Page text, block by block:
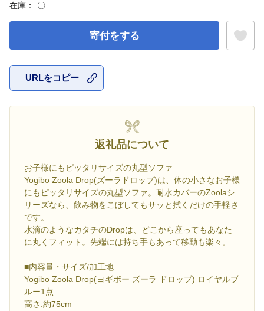
在庫： 〇
寄付をする
URLをコピー
返礼品について
お子様にもピッタリサイズの丸型ソファ
Yogibo Zoola Drop(ズーラドロップ)は、体の小さなお子様
にもピッタリサイズの丸型ソファ。耐水カバーのZoolaシ
リーズなら、飲み物をこぼしてもサッと拭くだけの手軽さ
です。
水滴のようなカタチのDropは、どこから座ってもあなた
に丸くフィット。先端には持ち手もあって移動も楽々。
■内容量・サイズ/加工地
Yogibo Zoola Drop(ヨギボー ズーラ ドロップ) ロイヤルブ
ルー1点
高さ:約75cm